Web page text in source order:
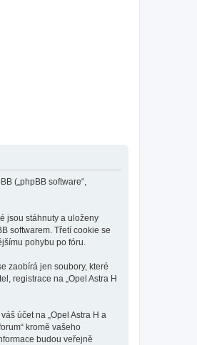
(„phpBB software“,
jsou stáhnuty a uloženy
softwarem. Třetí cookie se
pohybu po fóru.
zaobírá jen soubory, které
registrace na „Opel Astra H
účet na „Opel Astra H a
kromě vašeho
budou veřejně